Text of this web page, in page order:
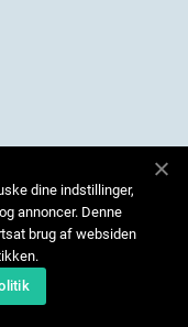
dine indstillinger,
annoncer. Denne
brug af websiden